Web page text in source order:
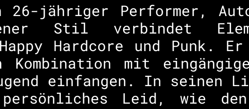
jähriger Performer,
Stil verbindet
Hardcore und Punk.
mit
einfangen. In seinen
Leid, wie